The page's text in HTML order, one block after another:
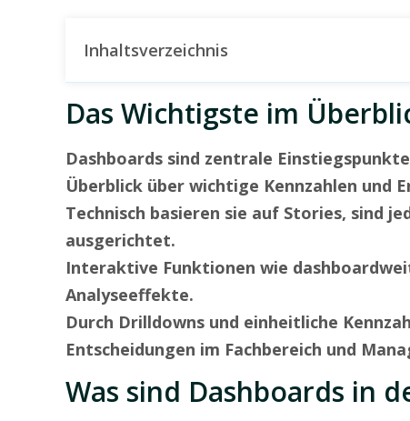
Inhaltsverzeichnis
Das Wichtigste im
Dashboards sind zentrale
Überblick über wichtige Kennzahlen und
Technisch basieren sie auf Stories, sind
ausgerichtet.
Interaktive Funktionen wie
Analyseeffekte.
Durch Drilldowns und einheitliche
Entscheidungen im Fachbereich und
Was sind Dashboards in